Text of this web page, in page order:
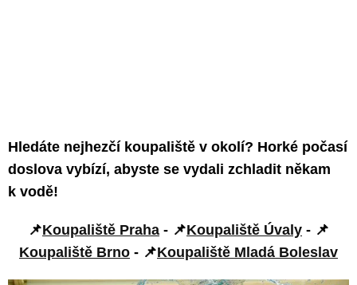
Hledáte nejhezčí koupaliště v okolí? Horké počasí
doslova vybízí, abyste se vydali zchladit někam
k vodě!
📌Koupaliště Praha - 📌Koupaliště Úvaly - 📌
Koupaliště Brno - 📌Koupaliště Mladá Boleslav